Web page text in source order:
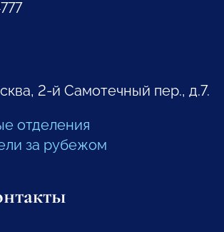
2-й Самотечный пер., д.7.
отделения
за рубежом